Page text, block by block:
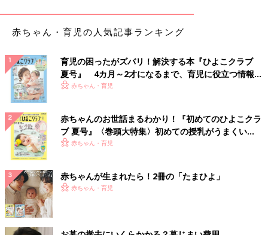
赤ちゃん・育児の人気記事ランキング
育児の困ったがズバリ！解決する本『ひよこクラブ
夏号』 4カ月～2才になるまで、育児に役立つ情報が
いっぱい！
赤ちゃん・育児
赤ちゃんのお世話まるわかり！『初めてのひよこクラ
ブ 夏号』〈巻頭大特集〉初めての授乳がうまくい
く！ おっぱい・ミルクの基本と夏のトラブル 解決テ
赤ちゃん・育児
赤ちゃんが生まれたら！2冊の「たまひよ」
赤ちゃん・育児